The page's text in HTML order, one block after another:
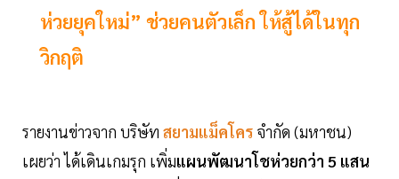
ห่วยยุคใหม่” ช่วยคนตัวเล็ก ให้สู้ได้ในทุก
วิกฤติ
รายงานข่าวจาก บริษัท สยามแม็คโคร จำกัด (มหาชน)
เผยว่า ได้เดินเกมรุก เพิ่มแผนพัฒนาโชห่วยกว่า 5 แสน